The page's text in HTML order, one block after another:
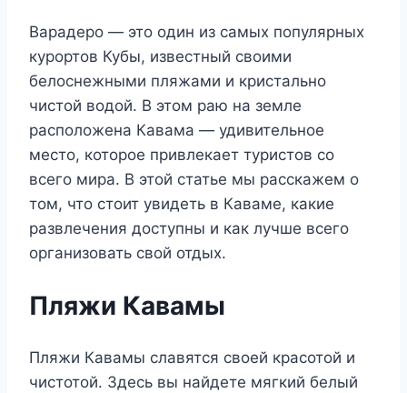
Варадеро — это один из самых популярных
курортов Кубы, известный своими
белоснежными пляжами и кристально
чистой водой. В этом раю на земле
расположена Кавама — удивительное
место, которое привлекает туристов со
всего мира. В этой статье мы расскажем о
том, что стоит увидеть в Каваме, какие
развлечения доступны и как лучше всего
организовать свой отдых.
Пляжи Кавамы
Пляжи Кавамы славятся своей красотой и
чистотой. Здесь вы найдете мягкий белый